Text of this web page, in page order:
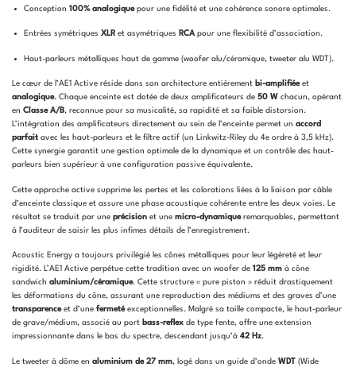
Conception 100% analogiquepour une fidélité et une cohérence sonore optimales.
Entrées symétriques XLRet asymétriques RCApour une flexibilité d’association.
Haut-parleurs métalliques haut de gamme (woofer alu/céramique, tweeter alu WDT).
Le cœur de l’AE1 Active réside dans son architecture entièrement bi-amplifiéeet
analogique. Chaque enceinte est dotée de deux amplificateurs de 50 W chacun, opérant
en Classe A/B, reconnue pour sa musicalité, sa rapidité et sa faible distorsion.
L’intégration des amplificateurs directement au sein de l’enceinte permet un accord
parfait avec les haut-parleurs et le filtre actif (un Linkwitz-Riley du 4e ordre à 3,5 kHz).
Cette synergie garantit une gestion optimale de la dynamique et un contrôle des haut-
parleurs bien supérieur à une configuration passive équivalente.
Cette approche active supprime les pertes et les colorations liées à la liaison par câble
d’enceinte classique et assure une phase acoustique cohérente entre les deux voies. Le
résultat se traduit par une précision et une micro-dynamiqueremarquables, permettant
à l’auditeur de saisir les plus infimes détails de l’enregistrement.
Acoustic Energy a toujours privilégié les cônes métalliques pour leur légèreté et leur
rigidité. L’AE1 Active perpétue cette tradition avec un woofer de 125 mm à cône
sandwich aluminium/céramique. Cette structure « pure piston » réduit drastiquement
les déformations du cône, assurant une reproduction des médiums et des graves d’une
transparenceet d’une fermetéexceptionnelles. Malgré sa taille compacte, le haut-parleur
de grave/médium, associé au port bass-reflex de type fente, offre une extension
impressionnante dans le bas du spectre, descendant jusqu’à 42 Hz.
Le tweeter à dôme en aluminium de 27 mm, logé dans un guide d’onde WDT (Wide